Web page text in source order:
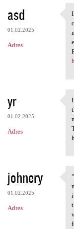
asd
01.02.2025
Adres
yr
01.02.2025
Adres
If
johnery
01.02.2025
Adres